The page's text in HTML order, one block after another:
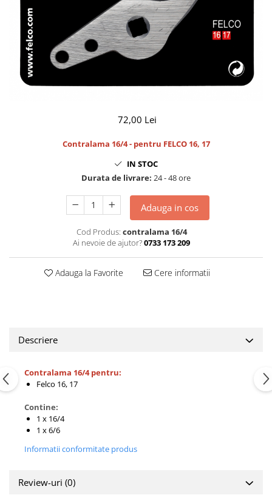
CUTITE PENTRU ALTOIT
CUTITE DE BUZUNAR
FOARFECE ELECTRICE SI ACCESORII
ACCESORII
CLESTI
72,00 Lei
Contralama 16/4 - pentru FELCO16, 17
IN STOC
Durata de livrare: 24 - 48 ore
Adauga in cos
Cod Produs: contralama 16/4
Ai nevoie de ajutor?0733 173 209
Adauga la Favorite Cere informatii
Descriere
Contralama 16/4 pentru:
Felco 16, 17
Contine:
1 x 16/4
1 x 6/6
Informatii conformitate produs
Review-uri (0)